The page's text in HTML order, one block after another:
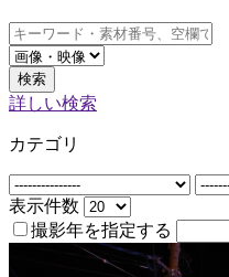
検索
詳しい検索
カテゴリ
表示件数
撮影年を指定する